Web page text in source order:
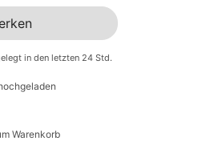
in den letzten 24 Std.
Warenkorb